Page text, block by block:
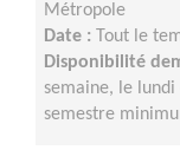
Métropole
Date : Tout le
Disponibilité
semaine, le
semestre